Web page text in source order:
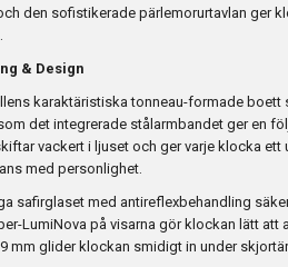
den sofistikerade pärlemorurtavlan ger
& Design
karaktäristiska tonneau-formade
det integrerade stålarmbandet ger en
vackert i ljuset och ger varje klocka
med personlighet.
safirglaset med antireflexbehandling
LumiNova på visarna gör klockan lätt att
mm glider klockan smidigt in under